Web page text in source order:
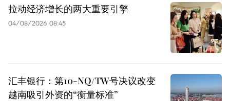
拉动经济增长的两大重要引擎
04/08/2026 08:45
汇丰银行：第10-NQ/TW号决议改变
越南吸引外资的“衡量标准”